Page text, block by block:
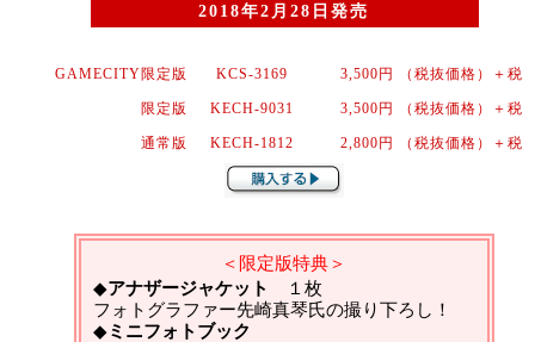
2018年2月28日発売
GAMECITY限定版 KCS-3169 3,500円 （税抜価格）＋税
限定版 KECH-9031 3,500円 （税抜価格）＋税
通常版 KECH-1812 2,800円 （税抜価格）＋税
＜限定版特典＞
◆アナザージャケット
１枚
フォトグラファー先崎真琴氏の撮り下ろし！
◆ミニフォトブック